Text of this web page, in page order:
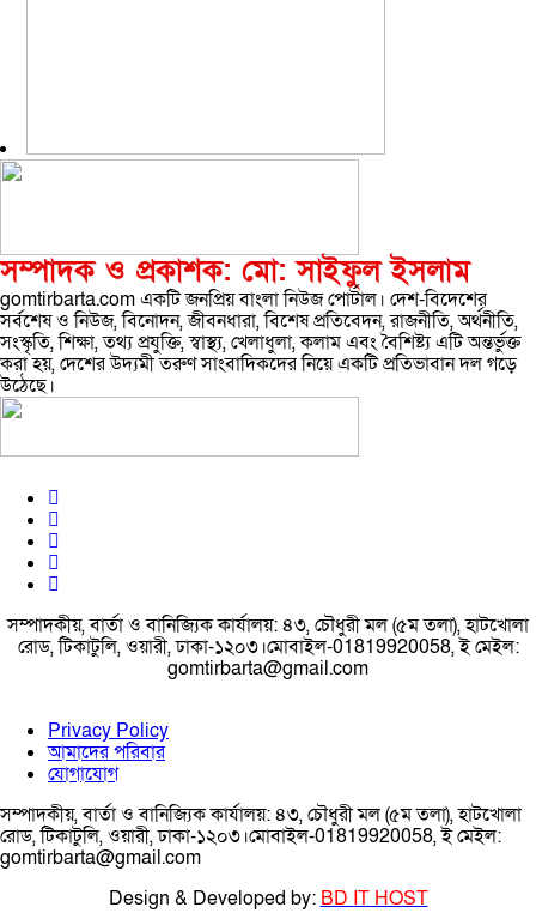
সম্পাদক ও প্রকাশক: মো: সাইফুল ইসলাম
gomtirbarta.com একটি জনপ্রিয় বাংলা নিউজ পোর্টাল। দেশ-বিদেশের
সর্বশেষ ও নিউজ, বিনোদন, জীবনধারা, বিশেষ প্রতিবেদন, রাজনীতি, অর্থনীতি,
সংস্কৃতি, শিক্ষা, তথ্য প্রযুক্তি, স্বাস্থ্য, খেলাধুলা, কলাম এবং বৈশিষ্ট্য এটি অন্তর্ভুক্ত
করা হয়, দেশের উদ্যমী তরুণ সাংবাদিকদের নিয়ে একটি প্রতিভাবান দল গড়ে
উঠেছে।
সম্পাদকীয়, বার্তা ও বানিজ্যিক কার্যালয়: ৪৩, চৌধুরী মল (৫ম তলা), হাটখোলা
রোড, টিকাটুলি, ওয়ারী, ঢাকা-১২০৩।মোবাইল-01819920058, ই মেইল:
gomtirbarta@gmail.com
Privacy Policy
আমাদের পরিবার
যোগাযোগ
সম্পাদকীয়, বার্তা ও বানিজ্যিক কার্যালয়: ৪৩, চৌধুরী মল (৫ম তলা), হাটখোলা
রোড, টিকাটুলি, ওয়ারী, ঢাকা-১২০৩।মোবাইল-01819920058, ই মেইল:
gomtirbarta@gmail.com
Design & Developed by: BD IT HOST